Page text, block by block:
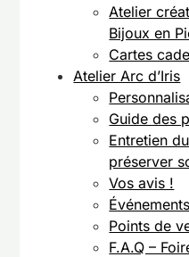
Atelier
Bijoux en
Cartes
Atelier Arc d’Iris
Guide des
Entretien
préserver
Vos avis !
Événements
Points de
F.A.Q –